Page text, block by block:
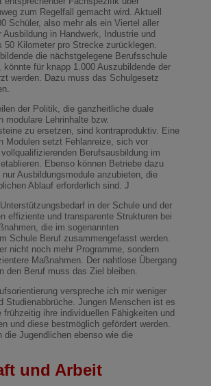
zum Regelfall gemacht wird. Aktuell
Schüler, also mehr als ein Viertel aller
Ausbildung in Handwerk, Industrie und
50 Kilometer pro Strecke zurücklegen.
die nächstgelegene Berufsschule
könnte für knapp 1.000 Auszubildende der
werden. Dazu muss das Schulgesetz
der Politik, die ganzheitliche duale
modulare Lehrinhalte bzw.
zu ersetzen, sind kontraproduktiv. Eine
Modulen setzt Fehlanreize, sich vor
Berufsausbildung im
Ebenso können Betriebe dazu
Ausbildungsmodule anzubieten, die
Ablauf erforderlich sind. J
in der Schule und der
effiziente und transparente Strukturen bei
die im sogenannten
Schule Beruf zusammengefasst werden.
nicht noch mehr Programme, sondern
Maßnahmen. Der nahtlose Übergang
den Beruf muss das Ziel bleiben.
verspreche ich mir weniger
Studienabbrüche. Jungen Menschen ist es
ihre individuellen Fähigkeiten und
und diese bestmöglich gefördert werden.
die Jugendlichen ebenso wie die
und Arbeit